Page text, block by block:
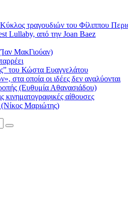
τραγουδιών του Φίλιππου
Lullaby, από την Joan Baez
ΜακΓιούαν)
του Κώστα Ευαγγελάτου
στα οποία οι ιδέες δεν αναλύονται
(Ευθυμία Αθανασιάδου)
αίθουσες
(Νίκος Μαριώτης)